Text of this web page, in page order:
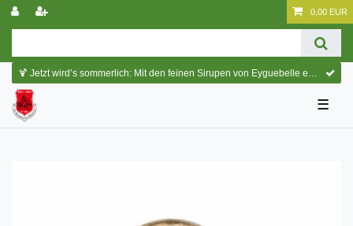
0,00 EUR
🍹 Jetzt wird’s sommerlich: Mit den feinen Sirupen von Eyguebelle entstehen erfrischende Cocktails und köstliche Sommerdrinks.
☰